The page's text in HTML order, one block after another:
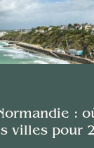
:
villes pour